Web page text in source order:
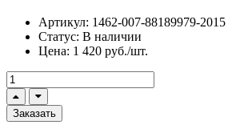
Артикул: 1462-007-88189979-2015
Статус: В наличии
Цена: 1 420 руб./шт.
Заказать